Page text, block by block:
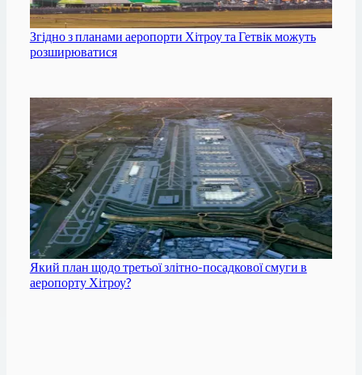
Згідно з планами аеропорти Хітроу та Гетвік можуть
розширюватися
Який план щодо третьої злітно-посадкової смуги в
аеропорту Хітроу?